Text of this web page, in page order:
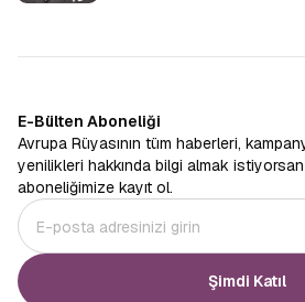
E-Bülten Aboneliği
Avrupa Rüyasının tüm haberleri,
yenilikleri hakkında bilgi almak
aboneliğimize kayıt ol.
Şimdi Katıl